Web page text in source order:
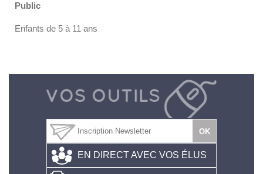
Public
Enfants de 5 à 11 ans
EN DIRECT AVEC VOS ÉLUS